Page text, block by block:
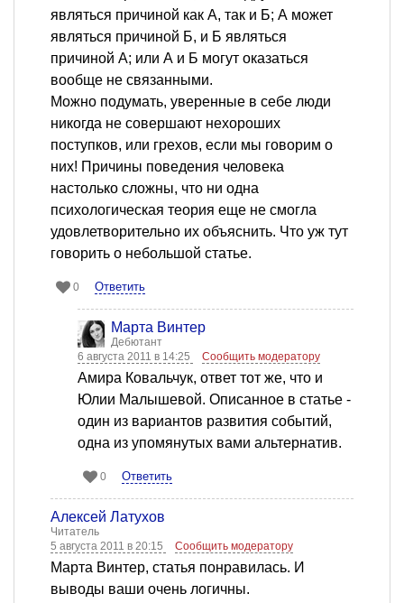
являться причиной как А, так и Б; А может
являться причиной Б, и Б являться
причиной А; или А и Б могут оказаться
вообще не связанными.
Можно подумать, уверенные в себе люди
никогда не совершают нехороших
поступков, или грехов, если мы говорим о
них! Причины поведения человека
настолько сложны, что ни одна
психологическая теория еще не смогла
удовлетворительно их объяснить. Что уж тут
говорить о небольшой статье.
0 Ответить
Марта Винтер
Дебютант
6 августа 2011 в 14:25
Сообщить модератору
Амира Ковальчук, ответ тот же, что и
Юлии Малышевой. Описанное в статье -
один из вариантов развития событий,
одна из упомянутых вами альтернатив.
0 Ответить
Алексей Латухов
Читатель
5 августа 2011 в 20:15
Сообщить модератору
Марта Винтер, статья понравилась. И
выводы ваши очень логичны.